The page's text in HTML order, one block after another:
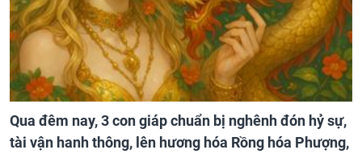
Qua đêm nay, 3 con giáp chuẩn bị nghênh đón hỷ sự,
tài vận hanh thông, lên hương hóa Rồng hóa Phượng,